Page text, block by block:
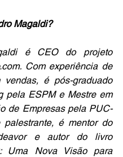
Magaldi?
é CEO do projeto
Com experiência de
é pós-graduado
pela ESPM e Mestre em
de Empresas pela PUC-
palestrante, é mentor do
e autor do livro
Uma Nova Visão para